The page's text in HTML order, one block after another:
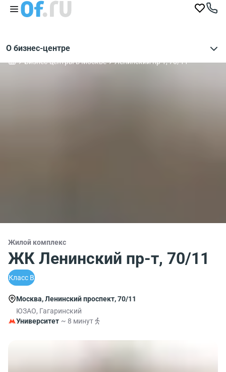
О бизнес-центре
Бизнес-центры в Москве Ленинский пр-т, 70/11
Жилой комплекс
ЖК Ленинский пр-т, 70/11
Класс B
Москва, Ленинский проспект, 70/11
ЮЗАО, Гагаринский
Университет ~ 8 минут